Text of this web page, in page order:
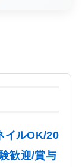
イルOK/20
歓迎/賞与